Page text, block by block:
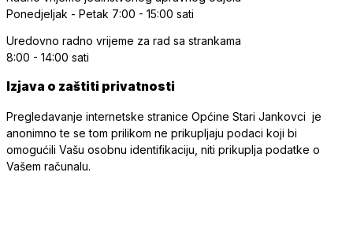
Ponedjeljak - Petak 7:00 - 15:00 sati
Uredovno radno vrijeme za rad sa strankama
8:00 - 14:00 sati
Izjava o zaštiti privatnosti
Pregledavanje internetske stranice Općine Stari Jankovci je
anonimno te se tom prilikom ne prikupljaju podaci koji bi
omogućili Vašu osobnu identifikaciju, niti prikuplja podatke o
Vašem računalu.